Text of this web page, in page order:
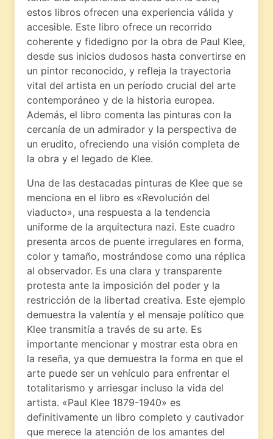
estos libros ofrecen una experiencia válida y
accesible. Este libro ofrece un recorrido
coherente y fidedigno por la obra de Paul Klee,
desde sus inicios dudosos hasta convertirse en
un pintor reconocido, y refleja la trayectoria
vital del artista en un período crucial del arte
contemporáneo y de la historia europea.
Además, el libro comenta las pinturas con la
cercanía de un admirador y la perspectiva de
un erudito, ofreciendo una visión completa de
la obra y el legado de Klee.
Una de las destacadas pinturas de Klee que se
menciona en el libro es «Revolución del
viaducto», una respuesta a la tendencia
uniforme de la arquitectura nazi. Este cuadro
presenta arcos de puente irregulares en forma,
color y tamaño, mostrándose como una réplica
al observador. Es una clara y transparente
protesta ante la imposición del poder y la
restricción de la libertad creativa. Este ejemplo
demuestra la valentía y el mensaje político que
Klee transmitía a través de su arte. Es
importante mencionar y mostrar esta obra en
la reseña, ya que demuestra la forma en que el
arte puede ser un vehículo para enfrentar el
totalitarismo y arriesgar incluso la vida del
artista. «Paul Klee 1879-1940» es
definitivamente un libro completo y cautivador
que merece la atención de los amantes del